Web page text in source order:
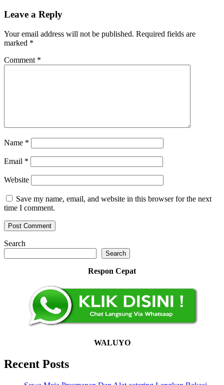
Leave a Reply
Your email address will not be published. Required fields are
marked *
Comment *
Name *
Email *
Website
Save my name, email, and website in this browser for the next
time I comment.
Search
Search
Respon Cepat
WALUYO
Recent Posts